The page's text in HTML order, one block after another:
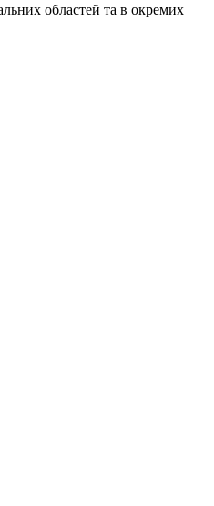
областей та в окремих